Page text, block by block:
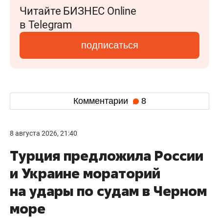
Читайте БИЗНЕС Online
в Telegram
подписаться
Комментарии 8
8 августа 2026, 21:40
Турция предложила России
и Украине мораторий
на удары по судам в Черном
море